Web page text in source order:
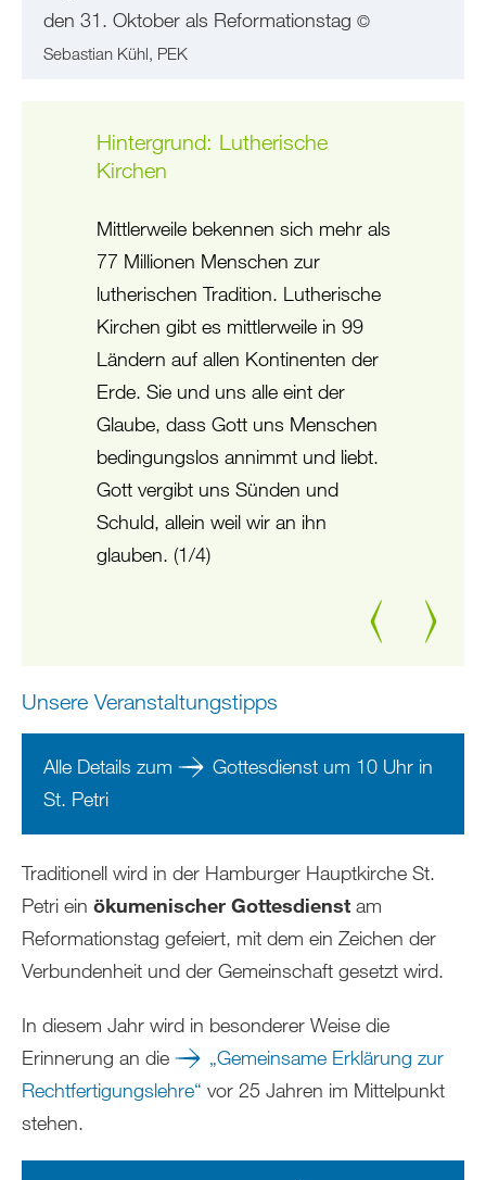
den 31. Oktober als Reformationstag ©
Sebastian Kühl, PEK
Zurück
Hintergrund: Lutherische
Kirchen
Mittlerweile bekennen sich mehr als
77 Millionen Menschen zur
lutherischen Tradition. Lutherische
Kirchen gibt es mittlerweile in 99
Ländern auf allen Kontinenten der
Erde. Sie und uns alle eint der
Glaube, dass Gott uns Menschen
bedingungslos annimmt und liebt.
Gott vergibt uns Sünden und
Schuld, allein weil wir an ihn
glauben. (1/4)
Weiter
Unsere Veranstaltungstipps
Alle Details zum
Gottesdienst um 10 Uhr in
St. Petri
Traditionell wird in der Hamburger Hauptkirche St.
Petri ein ökumenischer Gottesdienst am
Reformationstag gefeiert, mit dem ein Zeichen der
Verbundenheit und der Gemeinschaft gesetzt wird.
In diesem Jahr wird in besonderer Weise die
Erinnerung an die
„Gemeinsame Erklärung zur
Rechtfertigungslehre“ vor 25 Jahren im Mittelpunkt
stehen.